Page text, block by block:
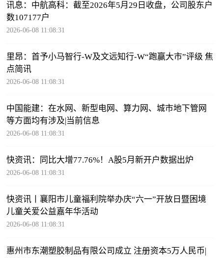
讯息：中航高科：截至2026年5月29日收盘，公司股东户
数107177户
2026-06-08 11:08:31
里昂：首予小马智行-W及文远知行-W“跑赢大市”评级 焦
点简讯
2026-06-08 11:08:31
中国能建：在水网、新型电网、算力网、城市地下管网
等方面均有涉及|当前信息
2026-06-08 11:08:31
快资讯：同比大增77.76%！A股5月新开户数据出炉
2026-06-08 11:08:31
快资讯丨​襄阳市儿童福利院举办庆“六一”开放日暨困境
儿童关爱公益嘉年华活动
2026-06-08 11:08:31
惠州市东潮塑胶制品有限公司成立 注册资本5万人民币|